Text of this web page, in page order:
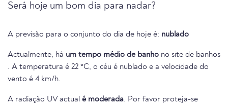
Será hoje um bom dia para nadar?
A previsão para o conjunto do dia de hoje é: nublado
Actualmente, há um tempo médio de banho no site de banhos
. A temperatura é 22 °C, o céu é nublado e a velocidade do
vento é 4 km/h.
A radiação UV actual é moderada. Por favor proteja-se